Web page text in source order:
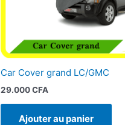
Car Cover grand LC/GMC
29.000CFA
Ajouter au panier